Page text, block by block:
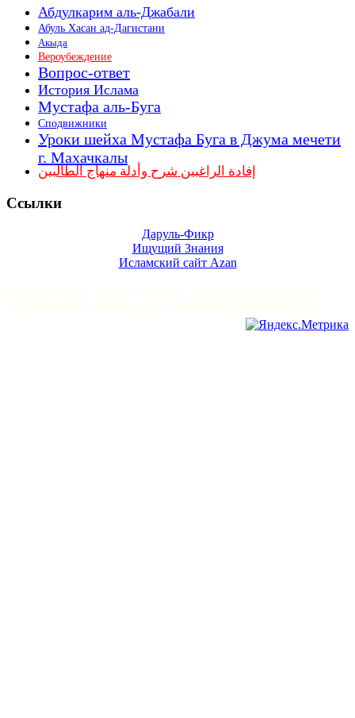
Абдулкарим аль-Джабали
Абуль Хасан ад-Дагистани
Акыда
Вероубеждение
Вопрос-ответ
История Ислама
Мустафа аль-Буга
Сподвижники
Уроки шейха Мустафа Буга в Джума мечети
г. Махачкалы
إفادة الراغبين شرح وأدلة منهاج الطالبين
Ссылки
Даруль-Фикр
Ищущий Знания
Исламский сайт Azan